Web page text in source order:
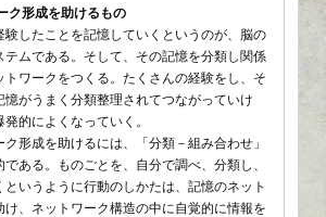
ク形成を助けるもの
したことを記憶していくというのが、脳の
テムである。そして、その記憶を分類し関係
ワークをつくる。たくさんの経験をし、そ
がうまく分類整理されてつながっていけ
的によくなっていく。
形成を助けるには、「分類－組み合わせ」
ある。ものごとを、自分で調べ、分類し、
いうように行動のしかたは、記憶のネット
け、ネットワーク構造の中に自覚的に情報を